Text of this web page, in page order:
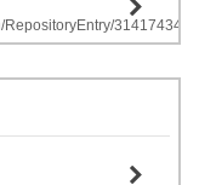
RepositoryEntry/